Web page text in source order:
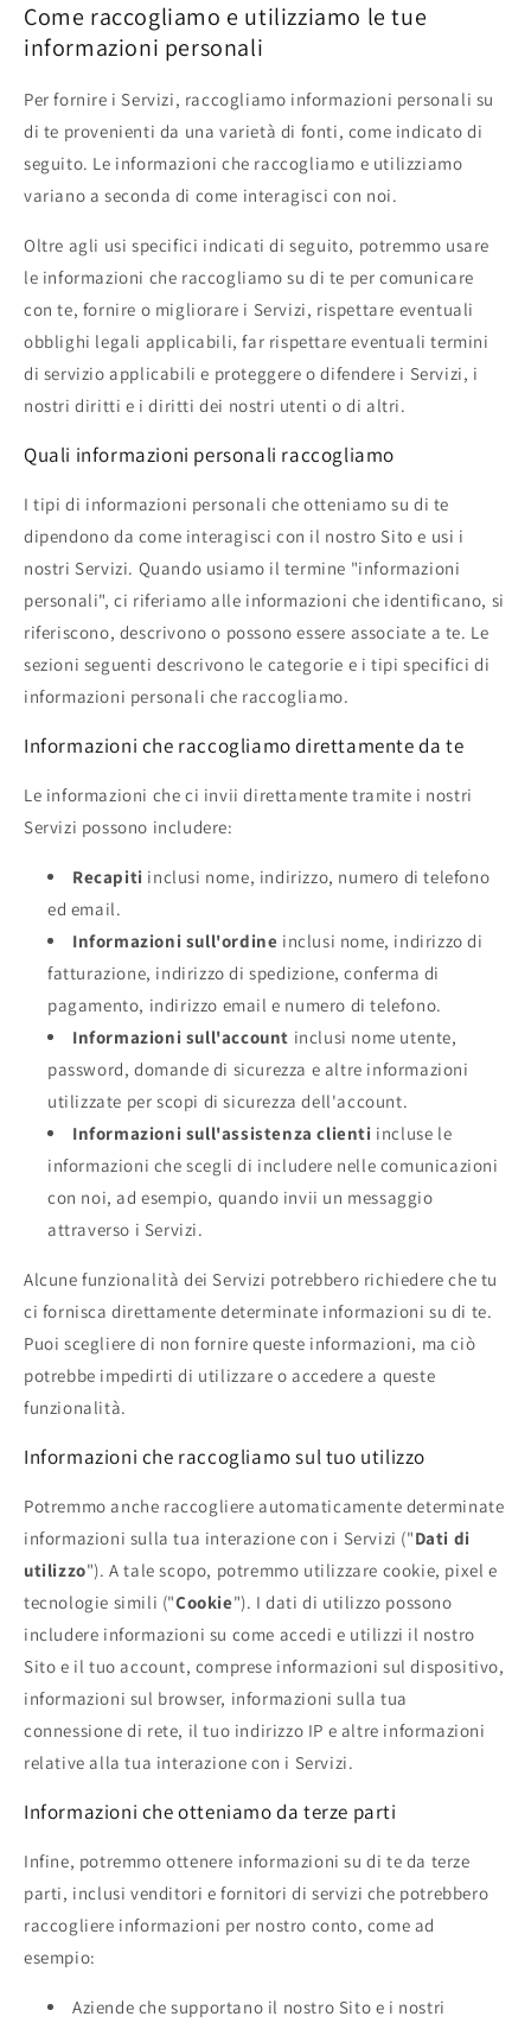
Come raccogliamo e utilizziamo le tue
informazioni personali
Per fornire i Servizi, raccogliamo informazioni personali su
di te provenienti da una varietà di fonti, come indicato di
seguito. Le informazioni che raccogliamo e utilizziamo
variano a seconda di come interagisci con noi.
Oltre agli usi specifici indicati di seguito, potremmo usare
le informazioni che raccogliamo su di te per comunicare
con te, fornire o migliorare i Servizi, rispettare eventuali
obblighi legali applicabili, far rispettare eventuali termini
di servizio applicabili e proteggere o difendere i Servizi, i
nostri diritti e i diritti dei nostri utenti o di altri.
Quali informazioni personali raccogliamo
I tipi di informazioni personali che otteniamo su di te
dipendono da come interagisci con il nostro Sito e usi i
nostri Servizi. Quando usiamo il termine "informazioni
personali", ci riferiamo alle informazioni che identificano, si
riferiscono, descrivono o possono essere associate a te. Le
sezioni seguenti descrivono le categorie e i tipi specifici di
informazioni personali che raccogliamo.
Informazioni che raccogliamo direttamente da te
Le informazioni che ci invii direttamente tramite i nostri
Servizi possono includere:
Recapiti inclusi nome, indirizzo, numero di telefono
ed email.
Informazioni sull'ordine inclusi nome, indirizzo di
fatturazione, indirizzo di spedizione, conferma di
pagamento, indirizzo email e numero di telefono.
Informazioni sull'account inclusi nome utente,
password, domande di sicurezza e altre informazioni
utilizzate per scopi di sicurezza dell'account.
Informazioni sull'assistenza clienti incluse le
informazioni che scegli di includere nelle comunicazioni
con noi, ad esempio, quando invii un messaggio
attraverso i Servizi.
Alcune funzionalità dei Servizi potrebbero richiedere che tu
ci fornisca direttamente determinate informazioni su di te.
Puoi scegliere di non fornire queste informazioni, ma ciò
potrebbe impedirti di utilizzare o accedere a queste
funzionalità.
Informazioni che raccogliamo sul tuo utilizzo
Potremmo anche raccogliere automaticamente determinate
informazioni sulla tua interazione con i Servizi ("Dati di
utilizzo"). A tale scopo, potremmo utilizzare cookie, pixel e
tecnologie simili ("Cookie"). I dati di utilizzo possono
includere informazioni su come accedi e utilizzi il nostro
Sito e il tuo account, comprese informazioni sul dispositivo,
informazioni sul browser, informazioni sulla tua
connessione di rete, il tuo indirizzo IP e altre informazioni
relative alla tua interazione con i Servizi.
Informazioni che otteniamo da terze parti
Infine, potremmo ottenere informazioni su di te da terze
parti, inclusi venditori e fornitori di servizi che potrebbero
raccogliere informazioni per nostro conto, come ad
esempio:
Aziende che supportano il nostro Sito e i nostri